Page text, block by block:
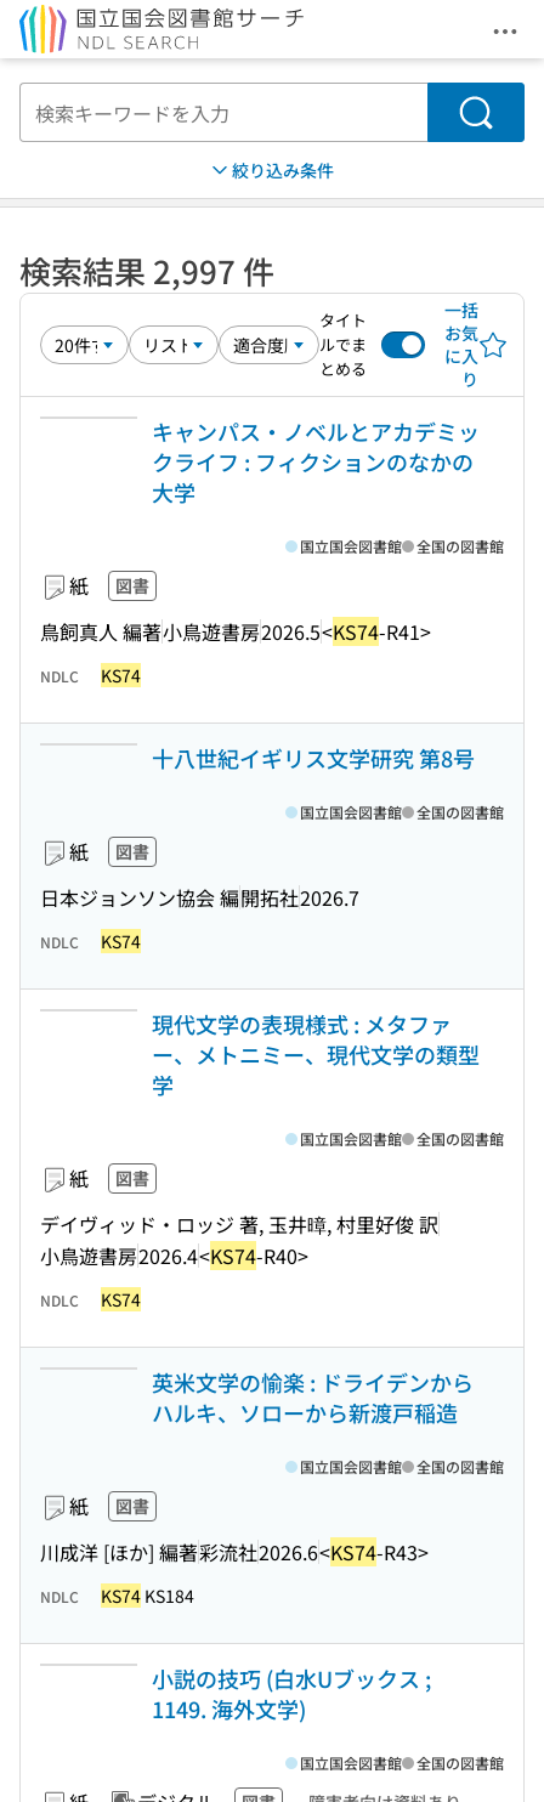
メ
検索
絞り込み条件
検索結果 2,997 件
タイト
ルでま
とめる
一括
お気
に入
り
キャンパス・ノベルとアカデミッ
クライフ : フィクションのなかの
大学
紙 図書
鳥飼真人 編著小鳥遊書房2026.5<KS74-R41>
国立国会図書館 全国の図書館
NDLC KS74
十八世紀イギリス文学研究 第8号
紙 図書
日本ジョンソン協会 編開拓社2026.7
国立国会図書館 全国の図書館
NDLC KS74
現代文学の表現様式 : メタファ
ー、メトニミー、現代文学の類型
学
紙 図書
デイヴィッド・ロッジ 著, 玉井暲, 村里好俊 訳
小鳥遊書房2026.4<KS74-R40>
国立国会図書館 全国の図書館
NDLC KS74
英米文学の愉楽 : ドライデンから
ハルキ、ソローから新渡戸稲造
紙 図書
川成洋 [ほか] 編著彩流社2026.6<KS74-R43>
国立国会図書館 全国の図書館
NDLC KS74 KS184
小説の技巧 (白水Uブックス ;
1149. 海外文学)
国立国会図書館 全国の図書館